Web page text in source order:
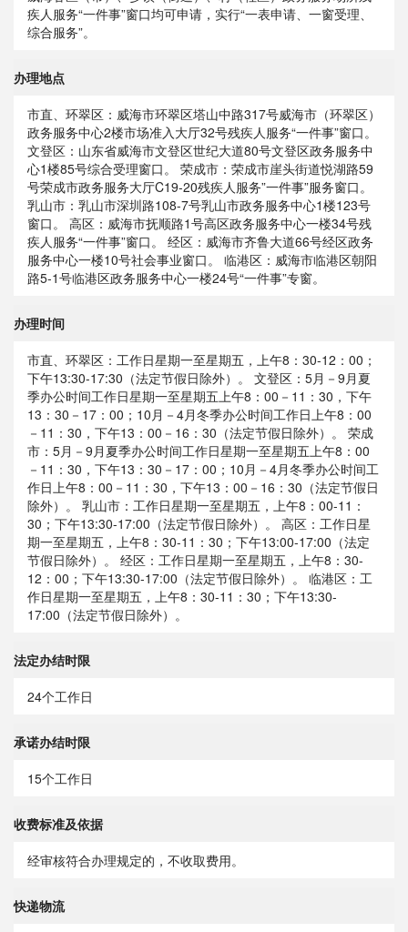
疾人服务“一件事”窗口均可申请，实行“一表申请、一窗受理、
综合服务”。
办理地点
市直、环翠区：威海市环翠区塔山中路317号威海市（环翠区）
政务服务中心2楼市场准入大厅32号残疾人服务“一件事”窗口。
文登区：山东省威海市文登区世纪大道80号文登区政务服务中
心1楼85号综合受理窗口。 荣成市：荣成市崖头街道悦湖路59
号荣成市政务服务大厅C19-20残疾人服务”一件事”服务窗口。
乳山市：乳山市深圳路108-7号乳山市政务服务中心1楼123号
窗口。 高区：威海市抚顺路1号高区政务服务中心一楼34号残
疾人服务“一件事”窗口。 经区：威海市齐鲁大道66号经区政务
服务中心一楼10号社会事业窗口。 临港区：威海市临港区朝阳
路5-1号临港区政务服务中心一楼24号“一件事”专窗。
办理时间
市直、环翠区：工作日星期一至星期五，上午8：30-12：00；
下午13:30-17:30（法定节假日除外）。 文登区：5月－9月夏
季办公时间工作日星期一至星期五上午8：00－11：30，下午
13：30－17：00；10月－4月冬季办公时间工作日上午8：00
－11：30，下午13：00－16：30（法定节假日除外）。 荣成
市：5月－9月夏季办公时间工作日星期一至星期五上午8：00
－11：30，下午13：30－17：00；10月－4月冬季办公时间工
作日上午8：00－11：30，下午13：00－16：30（法定节假日
除外）。 乳山市：工作日星期一至星期五，上午8：00-11：
30；下午13:30-17:00（法定节假日除外）。 高区：工作日星
期一至星期五，上午8：30-11：30；下午13:00-17:00（法定
节假日除外）。 经区：工作日星期一至星期五，上午8：30-
12：00；下午13:30-17:00（法定节假日除外）。 临港区：工
作日星期一至星期五，上午8：30-11：30；下午13:30-
17:00（法定节假日除外）。
法定办结时限
24个工作日
承诺办结时限
15个工作日
收费标准及依据
经审核符合办理规定的，不收取费用。
快递物流